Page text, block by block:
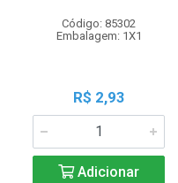
Código: 85302
Embalagem: 1X1
R$ 2,93
Adicionar